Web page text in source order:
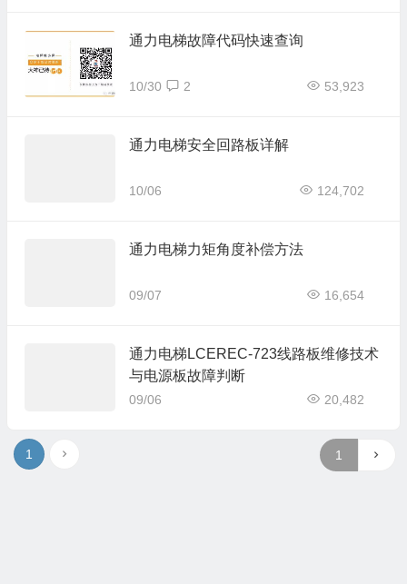
通力电梯故障代码快速查询
10/30 53,923
2
通力电梯安全回路板详解
10/06 124,702
通力电梯力矩角度补偿方法
09/07 16,654
通力电梯LCEREC-723线路板维修技术
与电源板故障判断
09/06 20,482
1